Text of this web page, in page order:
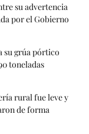
su advertencia
por el Gobierno
su grúa pórtico
toneladas
rural fue leve y
de forma